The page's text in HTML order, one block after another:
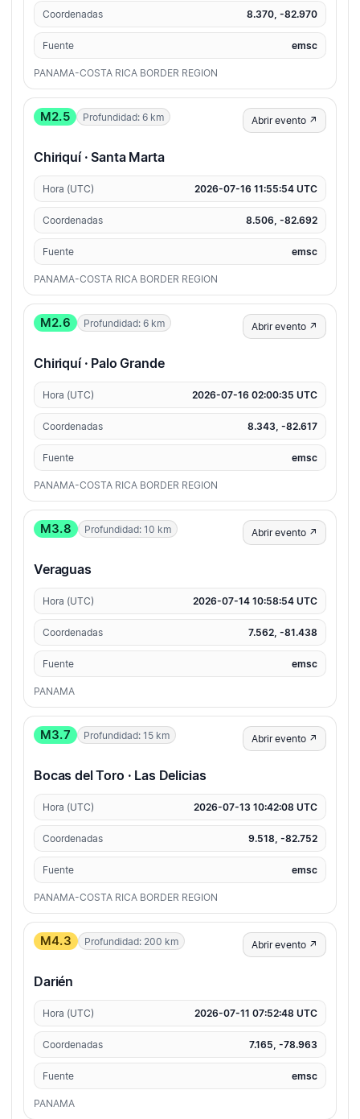
Coordenadas 8.370, -82.970
Fuente emsc
PANAMA-COSTA RICA BORDER REGION
M2.5 Profundidad: 6 km Abrir evento ↗
Chiriquí · Santa Marta
Hora (UTC) 2026-07-16 11:55:54 UTC
Coordenadas 8.506, -82.692
Fuente emsc
PANAMA-COSTA RICA BORDER REGION
M2.6 Profundidad: 6 km Abrir evento ↗
Chiriquí · Palo Grande
Hora (UTC) 2026-07-16 02:00:35 UTC
Coordenadas 8.343, -82.617
Fuente emsc
PANAMA-COSTA RICA BORDER REGION
M3.8 Profundidad: 10 km Abrir evento ↗
Veraguas
Hora (UTC) 2026-07-14 10:58:54 UTC
Coordenadas 7.562, -81.438
Fuente emsc
PANAMA
M3.7 Profundidad: 15 km Abrir evento ↗
Bocas del Toro · Las Delicias
Hora (UTC) 2026-07-13 10:42:08 UTC
Coordenadas 9.518, -82.752
Fuente emsc
PANAMA-COSTA RICA BORDER REGION
M4.3 Profundidad: 200 km Abrir evento ↗
Darién
Hora (UTC) 2026-07-11 07:52:48 UTC
Coordenadas 7.165, -78.963
Fuente emsc
PANAMA